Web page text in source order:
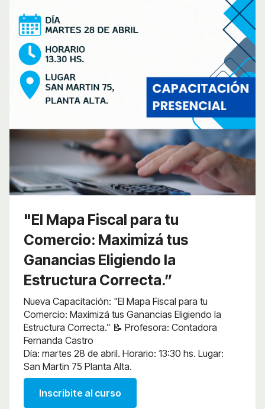
"El Mapa Fiscal para tu
Comercio: Maximizá tus
Ganancias Eligiendo la
Estructura Correcta.”
Nueva Capacitación: "El Mapa Fiscal para tu
Comercio: Maximizá tus Ganancias Eligiendo la
Estructura Correcta.” 📝 Profesora: Contadora
Fernanda Castro
Día: martes 28 de abril. Horario: 13:30 hs. Lugar:
San Martin 75 Planta Alta.
Inscribite al curso